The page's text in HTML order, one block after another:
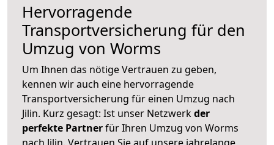
Hervorragende
Transportversicherung für den
Umzug von Worms
Um Ihnen das nötige Vertrauen zu geben,
kennen wir auch eine hervorragende
Transportversicherung für einen Umzug nach
Jilin. Kurz gesagt: Ist unser Netzwerkder
perfekte Partnerfür Ihren Umzug von Worms